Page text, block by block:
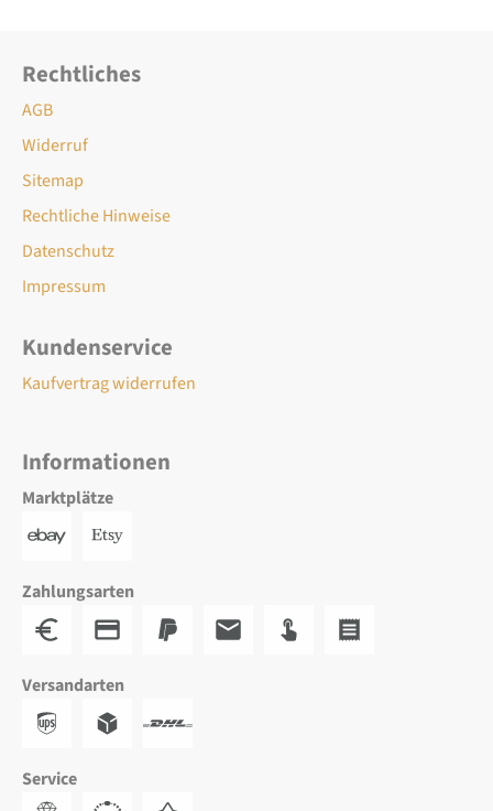
Rechtliches
AGB
Widerruf
Sitemap
Rechtliche Hinweise
Datenschutz
Impressum
Kundenservice
Kaufvertrag widerrufen
Informationen
Marktplätze
Zahlungsarten
Versandarten
Service